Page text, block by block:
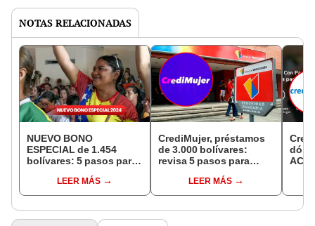
NOTAS RELACIONADAS
NUEVO BONO
ESPECIAL de 1.454
bolívares: 5 pasos para
el SUBSIDIO en
Venezuela
LEER MÁS
CrediMujer, préstamos
de 3.000 bolívares:
revisa 5 pasos para
registrarteLEER MÁS